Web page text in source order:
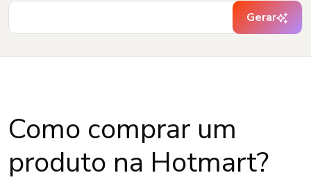
Gerar
Como comprar um
produto na Hotmart?